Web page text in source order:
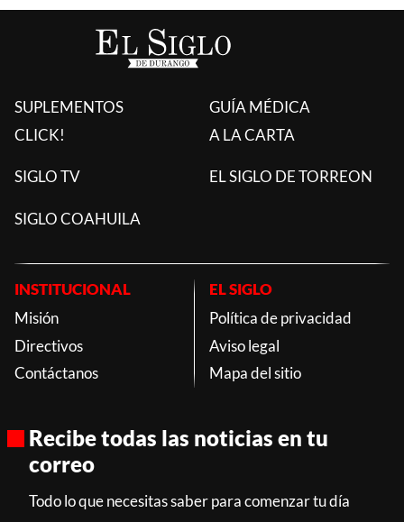
SUPLEMENTOS
CLICK!
GUÍA MÉDICA
A LA CARTA
SIGLO TV EL SIGLO DE TORREON
SIGLO COAHUILA
INSTITUCIONAL
Misión
Directivos
Contáctanos
EL SIGLO
Política de privacidad
Aviso legal
Mapa del sitio
Recibe todas las noticias en tu
correo
Todo lo que necesitas saber para comenzar tu día